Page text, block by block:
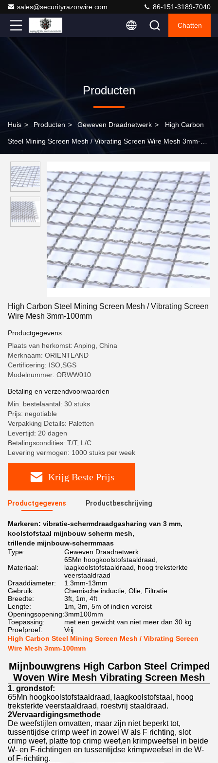
sales@securityrazorwire.com 86-151-3189-7040
Chatten
Producten
Huis > Producten > Geweven Draadnetwerk > High Carbon
Steel Mining Screen Mesh / Vibrating Screen Wire Mesh 3mm-
High Carbon Steel Mining Screen Mesh / Vibrating Screen
Wire Mesh 3mm-100mm
Productgegevens
Plaats van herkomst: Anping, China
Merknaam: ORIENTLAND
Certificering: ISO,SGS
Modelnummer: ORWW010
Betaling en verzendvoorwaarden
Min. bestelaantal: 30 stuks
Prijs: negotiable
Verpakking Details: Paletten
Levertijd: 20 dagen
Betalingscondities: T/T, L/C
Levering vermogen: 1000 stuks per week
Krijg Beste Prijs
Productgegevens Productbeschrijving
Markeren: vibratie-schermdraadgasharing van 3 mm,
koolstofstaal mijnbouw scherm mesh,
trillende mijnbouw-schermmaas
Type:
Geweven Draadnetwerk
Materiaal:
65Mn hoogkoolstofstaaldraad,
laagkoolstofstaaldraad, hoog treksterkte
veerstaaldraad
Draaddiameter:
1.3mm-13mm
Gebruik:
Chemische inductie, Olie, Filtratie
Breedte:
3ft, 1m, 4ft
Lengte:
1m, 3m, 5m of indien vereist
Openingsopening:3mm100mm
Toepassing:
met een gewicht van niet meer dan 30 kg
Proefproef:
Vrij
High Carbon Steel Mining Screen Mesh / Vibrating Screen
Wire Mesh 3mm-100mm
Mijnbouwgrens High Carbon Steel Crimped
Woven Wire Mesh Vibrating Screen Mesh
1. grondstof:
65Mn hoogkoolstofstaaldraad, laagkoolstofstaal, hoog
treksterkte veerstaaldraad, roestvrij staaldraad.
2Vervaardigingsmethode
De weefstijlen omvatten, maar zijn niet beperkt tot,
tussentijdse crimp weef in zowel W als F richting, slot
crimp weef, platte top crimp weef,en krimpweefsel in beide
W- en F-richtingen en tussentijdse krimpweefsel in de W-
of F-richting.